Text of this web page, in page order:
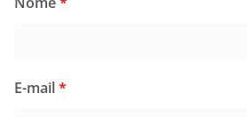
E-mail*